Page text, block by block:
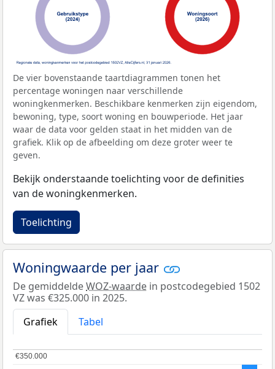
De vier bovenstaande taartdiagrammen tonen het
percentage woningen naar verschillende
woningkenmerken. Beschikbare kenmerken zijn eigendom,
bewoning, type, soort woning en bouwperiode. Het jaar
waar de data voor gelden staat in het midden van de
grafiek. Klik op de afbeelding om deze groter weer te
geven.
Bekijk onderstaande toelichting voor de definities
van de woningkenmerken.
Toelichting
Woningwaarde per jaar
De gemiddeldeWOZ-waarde in postcodegebied 1502
VZ was €325.000 in 2025.
Grafiek
Tabel
€350.000
€350.000